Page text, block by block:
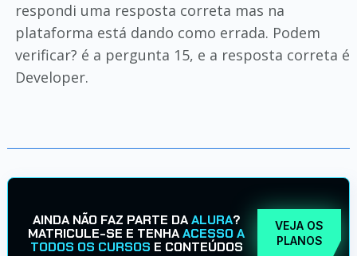
respondi uma resposta correta mas na
plataforma está dando como errada. Podem
verificar? é a pergunta 15, e a resposta correta é
Developer.
AINDA NÃO FAZ PARTE DAALURA?
MATRICULE-SE E TENHAACESSO A
TODOS OS CURSOS E CONTEÚDOS
VEJA OS
PLANOS